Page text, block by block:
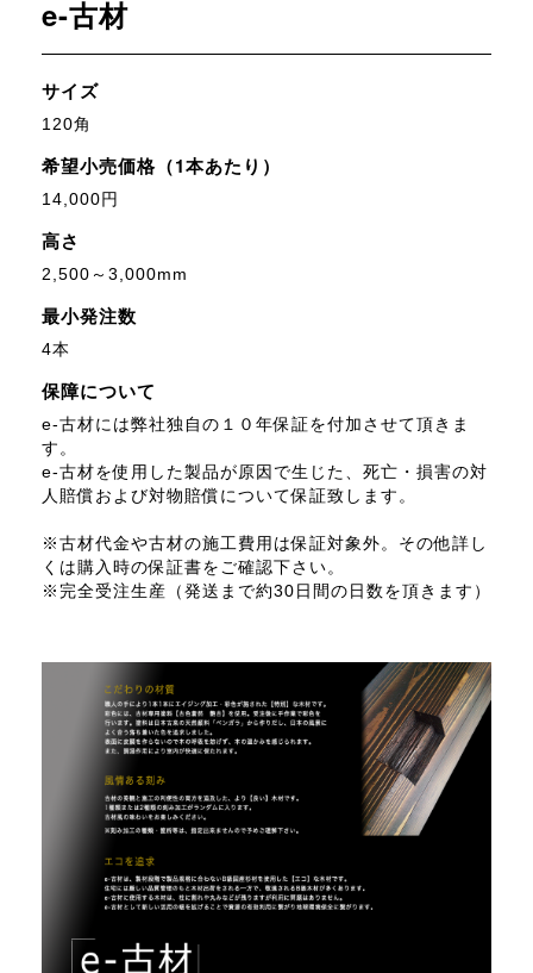
e-古材
サイズ
120角
希望小売価格（1本あたり）
14,000円
高さ
2,500～3,000mm
最小発注数
4本
保障について
e-古材には弊社独自の１０年保証を付加させて頂きま
す。
e-古材を使用した製品が原因で生じた、死亡・損害の対
人賠償および対物賠償について保証致します。
※古材代金や古材の施工費用は保証対象外。その他詳し
くは購入時の保証書をご確認下さい。
※完全受注生産（発送まで約30日間の日数を頂きます）